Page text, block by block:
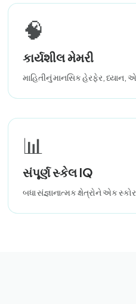
🧠
કાર્યશીલ મેમરી
માહિતીનું માનસિક હેરફેર, ધ્યાન,
📊
સંપૂર્ણ સ્કેલ IQ
બધા સંજ્ઞાનાત્મક ક્ષેત્રોને એક